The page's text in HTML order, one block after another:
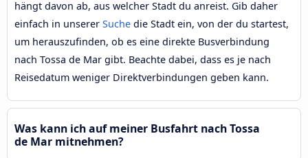
hängt davon ab, aus welcher Stadt du anreist. Gib daher
einfach in unserer Suche die Stadt ein, von der du startest,
um herauszufinden, ob es eine direkte Busverbindung
nach Tossa de Mar gibt. Beachte dabei, dass es je nach
Reisedatum weniger Direktverbindungen geben kann.
Was kann ich auf meiner Busfahrt nach Tossa
de Mar mitnehmen?